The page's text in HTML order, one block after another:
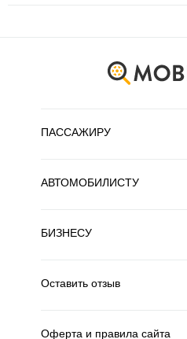
ПАССАЖИРУ
АВТОМОБИЛИСТУ
БИЗНЕСУ
Оставить отзыв
Оферта и правила сайта